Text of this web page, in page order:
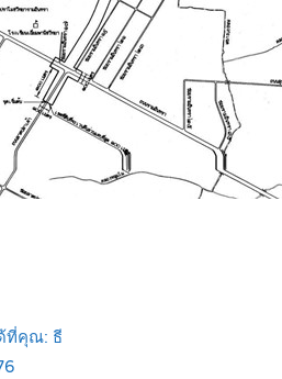
ที่คุณ: ธี